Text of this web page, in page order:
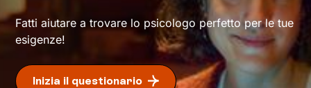
per iniziare e portare a termine
l’impresa, e arriverai alla tanto agognata vetta:
il tuo benessere.
Fatti aiutare a trovare lo psicologo perfetto per le tue
esigenze!
Inizia il questionario